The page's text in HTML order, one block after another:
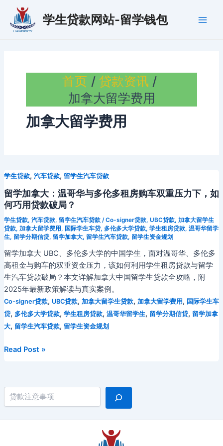
学生贷款网站-留学钱包
搜索
首页
贷款资讯
加拿大留学费用
加拿大留学费用
学生贷款, 汽车贷款, 留学生汽车贷款
留学加拿大：温哥华与多伦多租房购车双重压力下，如
何巧用贷款破局？
学生贷款, 汽车贷款, 留学生汽车贷款/Co-signer贷款, UBC贷款, 加拿大留学生
贷款, 加拿大留学费用 , 国际学生车贷, 多伦多大学贷款, 学生租房贷款, 温哥华留学
生, 留学分期信贷, 留学加拿大, 留学生汽车贷款, 留学生资金规划
留学加拿大 UBC、多伦多大学的中国学生，面对温哥华、多伦多
高租金与购车的双重资金压力，该如何利用学生租房贷款与留学
生汽车贷款破局？本文详解加拿大中国留学生贷款全攻略，附
2025年最新政策解读与真实案例。
Co-signer贷款, UBC贷款, 加拿大留学生贷款, 加拿大留学费用 , 国际学生车
贷, 多伦多大学贷款, 学生租房贷款, 温哥华留学生, 留学分期信贷, 留学加拿
大, 留学生汽车贷款, 留学生资金规划
留
拿
大：
温
Read Post »